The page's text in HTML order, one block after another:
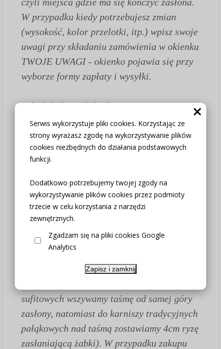
Serwis wykorzystuje pliki cookies. Korzystając ze
strony wyrażasz zgodę na wykorzystywanie plików
cookies niezbędnych do działania podstawowych
funkcji.
Dodatkowo potrzebujemy twojej zgody na
wykorzystywanie plików cookies przez podmioty
trzecie w celu korzystania z narzędzi
zewnętrznych.
Zgadzam się na pliki cookies Google
Analytics
Zapisz i zamknij
W przypadku kiedy potrzebujesz zmian
(wysokość, kolor przelotki, itp.) wpisz swoje
uwagi przy składaniu zamówienia w okienku
TWOJE UWAGI - okienko pojawia się przy
wyborze formy zapłaty i wysyłki.
Jak złożyć zamówienie:
1.Wybierz opcję czy firana szyta na wymiar
czy chcesz zakupić tylko tkaninę w
wybranym wymiarze (w opcji "Firana na
metry bez szycia" wszystkie poniższe
pozostałe parametry ustaw "nie dotyczy")
2. Wybierz potrzebną szerokość
3. Wybierz potrzebną wysokość
4. Wybierz metodę zawieszenia (w
przypadku zakupu samej tkaniny bez szycia
wybierz opcję "nie dotyczy")
5. Wybierz posiadany karnisz (opcja
sufitowych wszywamy taśmę od samej góry
zasłony, natomiast do karniszy tradycyjnych
pałąkowych nad taśmą zostawiamy 4cm ryzę
zasłaniającą żabki). W przypadku zakupu